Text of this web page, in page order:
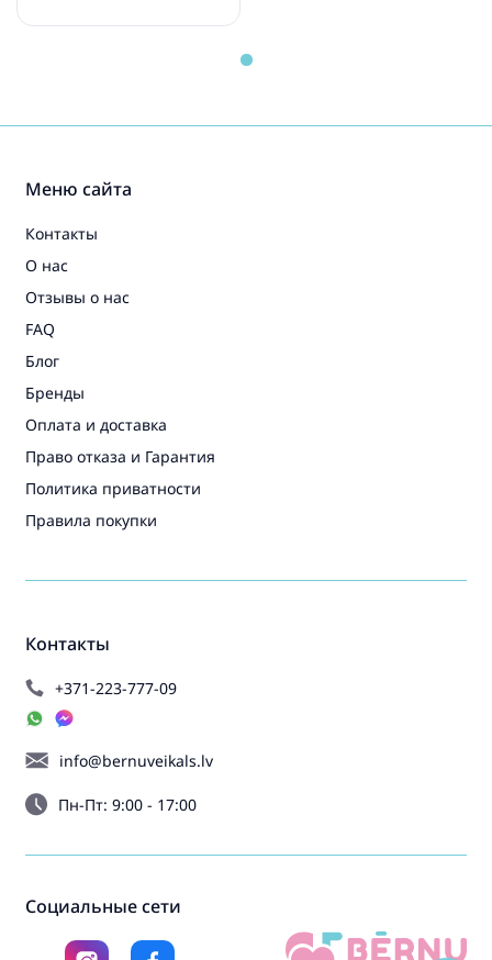
Контакты
+371-223-777-09
info@bernuveikals.lv
Пн-Пт: 9:00 - 17:00
Меню сайта
Контакты
О нас
Отзывы о нас
FAQ
Блог
Бренды
Оплата и доставка
Право отказа и Гарантия
Политика приватности
Правила покупки
Социальные сети